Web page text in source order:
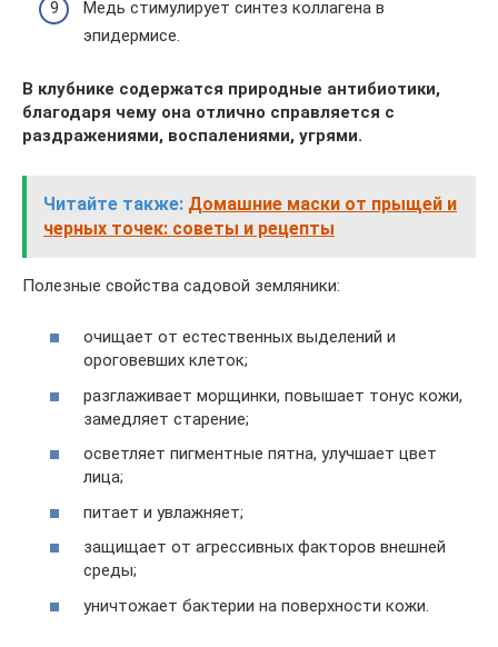
Медь стимулирует синтез коллагена в
эпидермисе.
В клубнике содержатся природные антибиотики,
благодаря чему она отлично справляется с
раздражениями, воспалениями, угрями.
Читайте также: Домашние маски от прыщей и
черных точек: советы и рецепты
Полезные свойства садовой земляники:
очищает от естественных выделений и
ороговевших клеток;
разглаживает морщинки, повышает тонус кожи,
замедляет старение;
осветляет пигментные пятна, улучшает цвет
лица;
питает и увлажняет;
защищает от агрессивных факторов внешней
среды;
уничтожает бактерии на поверхности кожи.